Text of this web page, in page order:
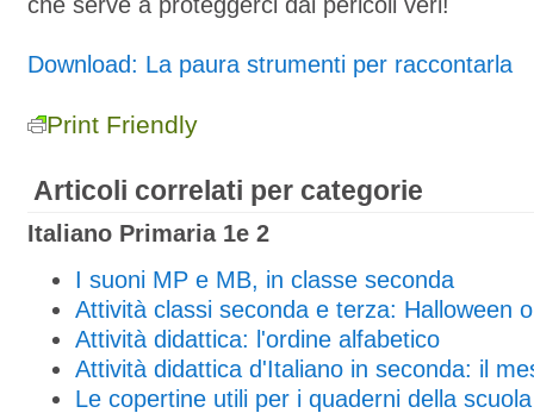
Download: La paura strumenti per raccontarla
Print Friendly
Articoli correlati per categorie
Italiano Primaria 1e 2
I suoni MP e MB, in classe seconda
Attività classi seconda e terza: Halloween
Attività didattica: l'ordine alfabetico
Attività didattica d'Italiano in seconda: il
Le copertine utili per i quaderni della